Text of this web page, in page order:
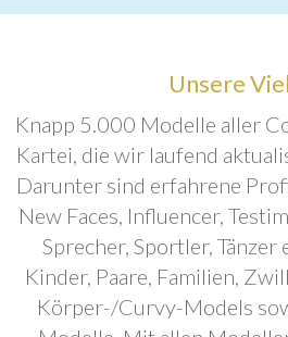
Unsere
Knapp 5.000 Modelle aller
Kartei, die wir laufend
Darunter sind erfahrene
New Faces, Influencer,
Sprecher, Sportler,
Kinder, Paare, Familien,
Körper-/Curvy-Models